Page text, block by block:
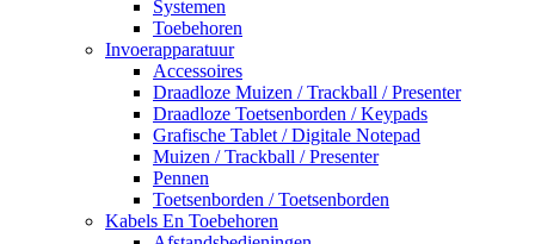
Systemen
Toebehoren
Invoerapparatuur
Accessoires
Draadloze Muizen / Trackball / Presenter
Draadloze Toetsenborden / Keypads
Grafische Tablet / Digitale Notepad
Muizen / Trackball / Presenter
Pennen
Toetsenborden / Toetsenborden
Kabels En Toebehoren